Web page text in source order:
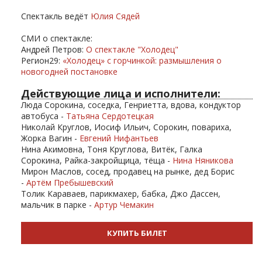
Спектакль ведёт Юлия Сядей
СМИ о спектакле:
Андрей Петров: О спектакле "Холодец"
Регион29: «Холодец» с горчинкой: размышления о
новогодней постановке
Действующие лица и исполнители:
Люда Сорокина, соседка, Генриетта, вдова, кондуктор
автобуса - Татьяна Сердотецкая
Николай Круглов, Иосиф Ильич, Сорокин, повариха,
Жорка Вагин - Евгений Нифантьев
Нина Акимовна, Тоня Круглова, Витёк, Галка
Сорокина, Райка-закройщица, тёща - Нина Няникова
Мирон Маслов, сосед, продавец на рынке, дед Борис
- Артём Пребышевский
Толик Караваев, парикмахер, бабка, Джо Дассен,
мальчик в парке - Артур Чемакин
КУПИТЬ БИЛЕТ